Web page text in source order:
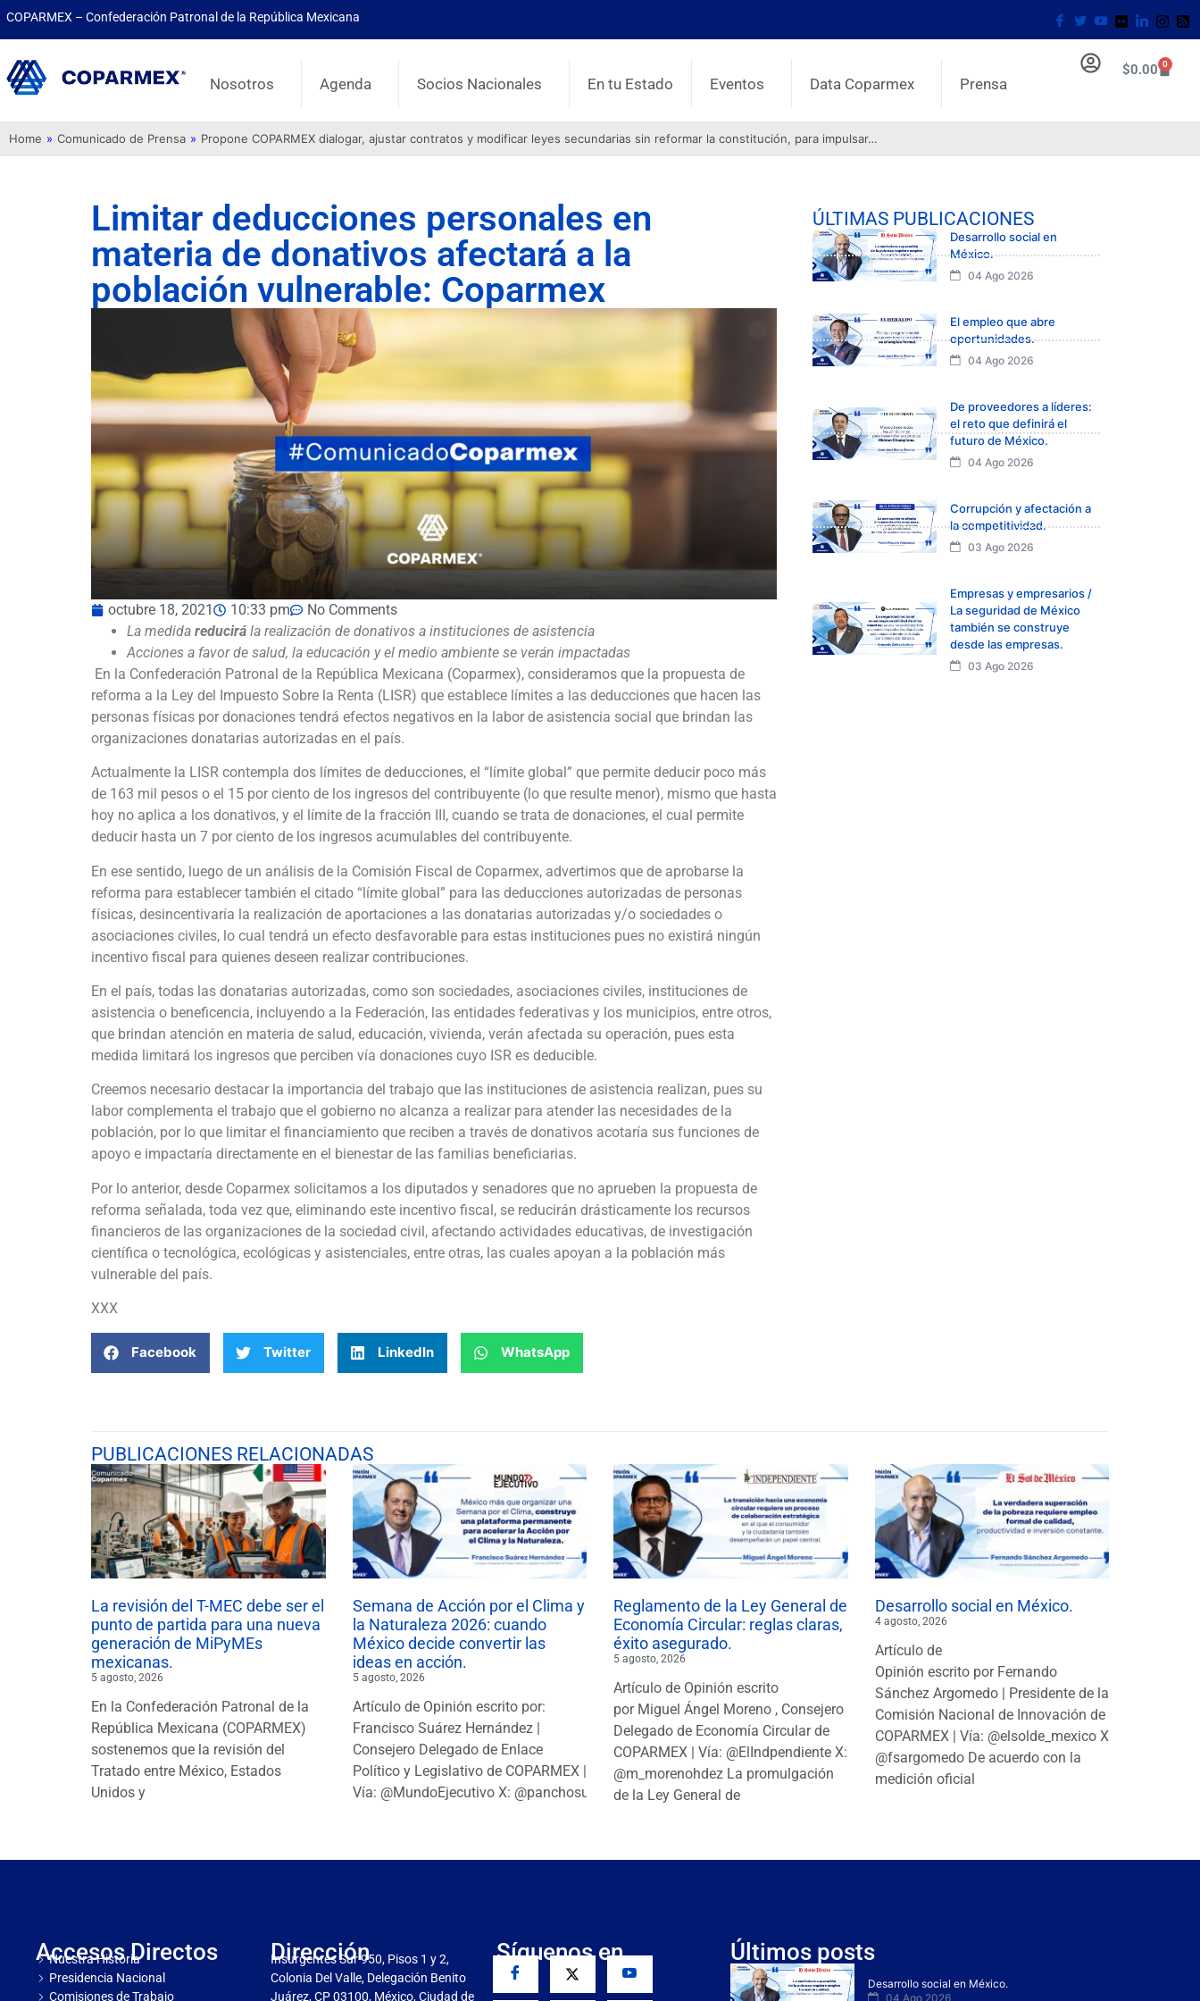
COPARMEX – Confederación Patronal de la República Mexicana
Nosotros Agenda Socios Nacionales En tu Estado Eventos Data Coparmex Prensa
$0.00 0
Home » Comunicado de Prensa » Propone COPARMEX dialogar, ajustar contratos y modificar leyes secundarias sin reformar la constitución, para impulsar…
Limitar deducciones personales en
materia de donativos afectará a la
población vulnerable: Coparmex
octubre 18, 2021 10:33 pm
No Comments
La medida reducirá la realización de donativos a instituciones de asistencia
Acciones a favor de salud, la educación y el medio ambiente se verán impactadas
En la Confederación Patronal de la República Mexicana (Coparmex), consideramos que la propuesta de
reforma a la Ley del Impuesto Sobre la Renta (LISR) que establece límites a las deducciones que hacen las
personas físicas por donaciones tendrá efectos negativos en la labor de asistencia social que brindan las
organizaciones donatarias autorizadas en el país.
Actualmente la LISR contempla dos límites de deducciones, el “límite global” que permite deducir poco más
de 163 mil pesos o el 15 por ciento de los ingresos del contribuyente (lo que resulte menor), mismo que hasta
hoy no aplica a los donativos, y el límite de la fracción III, cuando se trata de donaciones, el cual permite
deducir hasta un 7 por ciento de los ingresos acumulables del contribuyente.
En ese sentido, luego de un análisis de la Comisión Fiscal de Coparmex, advertimos que de aprobarse la
reforma para establecer también el citado “límite global” para las deducciones autorizadas de personas
físicas, desincentivaría la realización de aportaciones a las donatarias autorizadas y/o sociedades o
asociaciones civiles, lo cual tendrá un efecto desfavorable para estas instituciones pues no existirá ningún
incentivo fiscal para quienes deseen realizar contribuciones.
En el país, todas las donatarias autorizadas, como son sociedades, asociaciones civiles, instituciones de
asistencia o beneficencia, incluyendo a la Federación, las entidades federativas y los municipios, entre otros,
que brindan atención en materia de salud, educación, vivienda, verán afectada su operación, pues esta
medida limitará los ingresos que perciben vía donaciones cuyo ISR es deducible.
Creemos necesario destacar la importancia del trabajo que las instituciones de asistencia realizan, pues su
labor complementa el trabajo que el gobierno no alcanza a realizar para atender las necesidades de la
población, por lo que limitar el financiamiento que reciben a través de donativos acotaría sus funciones de
apoyo e impactaría directamente en el bienestar de las familias beneficiarias.
Por lo anterior, desde Coparmex solicitamos a los diputados y senadores que no aprueben la propuesta de
reforma señalada, toda vez que, eliminando este incentivo fiscal, se reducirán drásticamente los recursos
financieros de las organizaciones de la sociedad civil, afectando actividades educativas, de investigación
científica o tecnológica, ecológicas y asistenciales, entre otras, las cuales apoyan a la población más
vulnerable del país.
XXX
Facebook Twitter LinkedIn WhatsApp
ÚLTIMAS PUBLICACIONES
Desarrollo social en
México.
04 Ago 2026
El empleo que abre
oportunidades.
04 Ago 2026
De proveedores a líderes:
el reto que definirá el
futuro de México.
04 Ago 2026
Corrupción y afectación a
la competitividad.
03 Ago 2026
Empresas y empresarios /
La seguridad de México
también se construye
desde las empresas.
03 Ago 2026
PUBLICACIONES RELACIONADAS
La revisión del T-MEC debe ser el
punto de partida para una nueva
generación de MiPyMEs
mexicanas.
5 agosto, 2026
En la Confederación Patronal de la
República Mexicana (COPARMEX)
sostenemos que la revisión del
Tratado entre México, Estados
Unidos y
Semana de Acción por el Clima y
la Naturaleza 2026: cuando
México decide convertir las
ideas en acción.
5 agosto, 2026
Artículo de Opinión escrito por:
Francisco Suárez Hernández |
Consejero Delegado de Enlace
Político y Legislativo de COPARMEX |
Vía: @MundoEjecutivo X: @panchosuarezh
Reglamento de la Ley General de
Economía Circular: reglas claras,
éxito asegurado.
5 agosto, 2026
Artículo de Opinión escrito
por Miguel Ángel Moreno , Consejero
Delegado de Economía Circular de
COPARMEX | Vía: @ElIndpendiente X:
@m_morenohdez La promulgación
de la Ley General de
Desarrollo social en México.
4 agosto, 2026
Artículo de
Opinión escrito por Fernando
Sánchez Argomedo | Presidente de la
Comisión Nacional de Innovación de
COPARMEX | Vía: @elsolde_mexico X:
@fsargomedo De acuerdo con la
medición oficial
Accesos Directos
Nuestra Historia
Presidencia Nacional
Comisiones de Trabajo
Dirección
Insurgentes Sur 950, Pisos 1 y 2,
Colonia Del Valle, Delegación Benito
Juárez, CP 03100, México, Ciudad de
Síguenos en Últimos posts
Desarrollo social en México.
04 Ago 2026